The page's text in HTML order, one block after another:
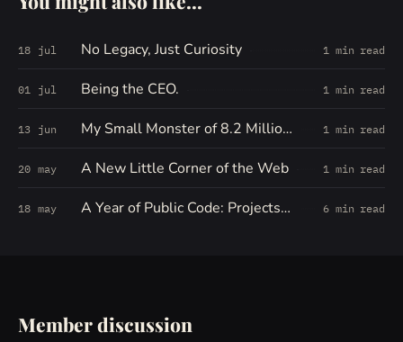
18 jul No Legacy, Just Curiosity 1 min read
01 jul Being the CEO. 1 min read
13 jun My Small Monster of 8.2 Million Words 1 min read
20 may A New Little Corner of the Web 1 min read
18 may A Year of Public Code: Projects, Forks, Experiments, and Open Threads 6 min read
Member discussion